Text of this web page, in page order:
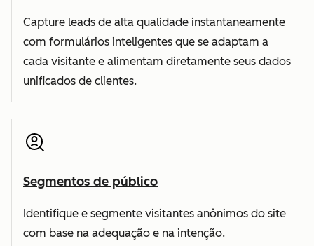
Capture leads de alta qualidade instantaneamente
com formulários inteligentes que se adaptam a
cada visitante e alimentam diretamente seus dados
unificados de clientes.
Segmentos de público
Identifique e segmente visitantes anônimos do site
com base na adequação e na intenção.